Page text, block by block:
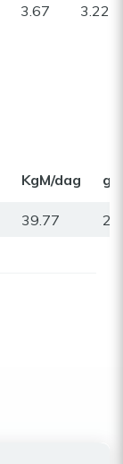
3.67 3.22
KgM/dag gr
39.77